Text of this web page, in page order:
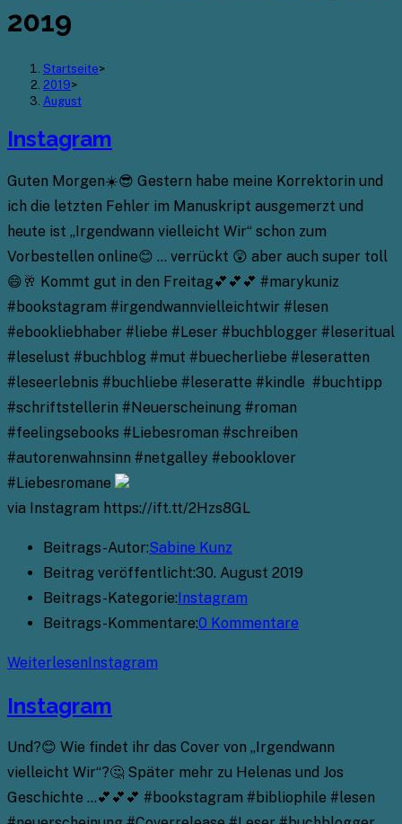
2019
Startseite>
2019>
August
Instagram
Guten Morgen☀️😎 Gestern habe meine Korrektorin und
ich die letzten Fehler im Manuskript ausgemerzt und
heute ist „Irgendwann vielleicht Wir“ schon zum
Vorbestellen online😊 … verrückt 😲 aber auch super toll
😄🥂 Kommt gut in den Freitag💕💕💕 #marykuniz
#bookstagram #irgendwannvielleichtwir #lesen
#ebookliebhaber #liebe #Leser #buchblogger #leseritual
#leselust #buchblog #mut #buecherliebe #leseratten
#leseerlebnis #buchliebe #leseratte #kindle #buchtipp
#schriftstellerin #Neuerscheinung #roman
#feelingsebooks #Liebesroman #schreiben
#autorenwahnsinn #netgalley #ebooklover
#Liebesromane
via Instagram https://ift.tt/2Hzs8GL
Beitrags-Autor:Sabine Kunz
Beitrag veröffentlicht:30. August 2019
Beitrags-Kategorie:Instagram
Beitrags-Kommentare:0 Kommentare
WeiterlesenInstagram
Instagram
Und?😊 Wie findet ihr das Cover von „Irgendwann
vielleicht Wir“?🤔 Später mehr zu Helenas und Jos
Geschichte …💕💕💕 #bookstagram #bibliophile #lesen